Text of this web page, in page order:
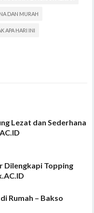
DAN MURAH
APA HARI INI
Lezat dan Sederhana
Dilengkapi Topping
Rumah – Bakso